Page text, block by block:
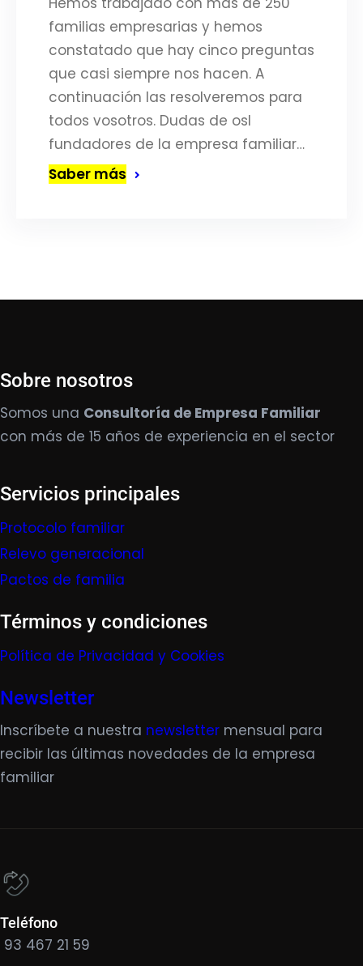
familias empresarias y hemos
constatado que hay cinco preguntas
que casi siempre nos hacen. A
continuación las resolveremos para
todos vosotros. Dudas de osl
fundadores de la empresa familiar…
Saber más
Sobre nosotros
Somos una Consultoría de Empresa Familiar
con más de 15 años de experiencia en el sector
Servicios principales
Protocolo familiar
Relevo generacional
Pactos de familia
Términos y condiciones
Política de Privacidad y Cookies
Newsletter
Inscríbete a nuestra newsletter mensual para
recibir las últimas novedades de la empresa
familiar
Teléfono
93 467 21 59